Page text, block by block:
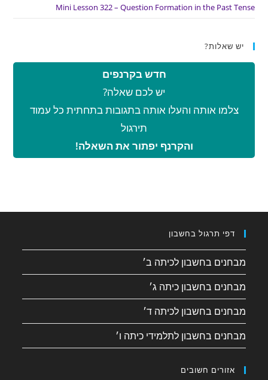
Mini Lesson 322 – Question Formation in the Past Tense
יש שאלות?
חדש בקרנפים
יש לכם שאלה?
צלמו אותה והעלו אותה בתגובות בתחתית כל עמוד
תירגול
והקרנף יפתור את השאלה!
דפי תרגול בחשבון
מבחנים בחשבון לכיתה ב׳
מבחנים בחשבון כיתה ג׳
מבחנים בחשבון לכיתה ד׳
מבחנים בחשבון לתלמידי כיתה ו׳
אזורים חשובים